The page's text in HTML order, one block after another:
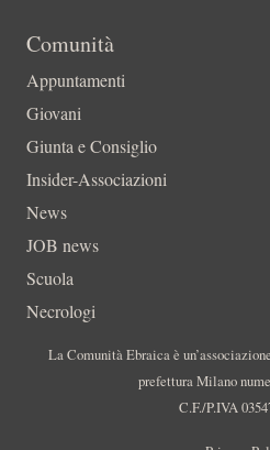
Comunità
Appuntamenti
Giovani
Giunta e Consiglio
Insider-Associazioni
News
JOB news
Scuola
Necrologi
La Comunità Ebraica è
prefettura Milano
C.F./P.IVA